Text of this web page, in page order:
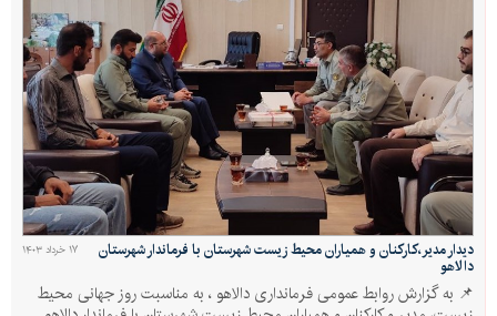
۱۷ خرداد ۱۴۰۳ دیدار مدیر،کارکنان و همیاران محیط زیست شهرستان با فرماندار شهرستان
دالاهو
📌 به گزارش روابط عمومی فرمانداری دالاهو ، به مناسبت روز جهانی محیط